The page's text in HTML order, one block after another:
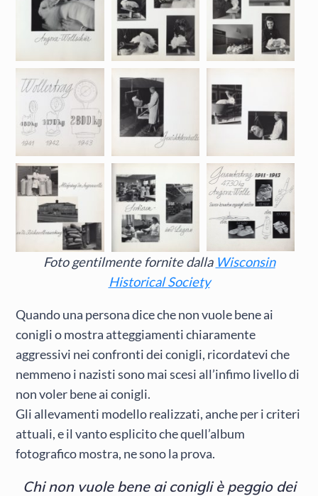
Foto gentilmente fornite dalla Wisconsin
Historical Society
Quando una persona dice che non vuole bene ai
conigli o mostra atteggiamenti chiaramente
aggressivi nei confronti dei conigli, ricordatevi che
nemmeno i nazisti sono mai scesi all’infimo livello di
non voler bene ai conigli.
Gli allevamenti modello realizzati, anche per i criteri
attuali, e il vanto esplicito che quell’album
fotografico mostra, ne sono la prova.
Chi non vuole bene ai conigli è peggio dei